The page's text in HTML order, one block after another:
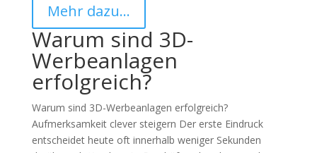
Mehr dazu…
Warum sind 3D-
Werbeanlagen
erfolgreich?
Warum sind 3D-Werbeanlagen erfolgreich?
Aufmerksamkeit clever steigern Der erste Eindruck
entscheidet heute oft innerhalb weniger Sekunden